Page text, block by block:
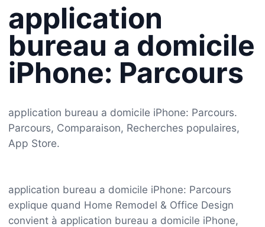
application
bureau a domicile
iPhone: Parcours
application bureau a domicile iPhone: Parcours.
Parcours, Comparaison, Recherches populaires,
App Store.
application bureau a domicile iPhone: Parcours
explique quand Home Remodel & Office Design
convient à application bureau a domicile iPhone,